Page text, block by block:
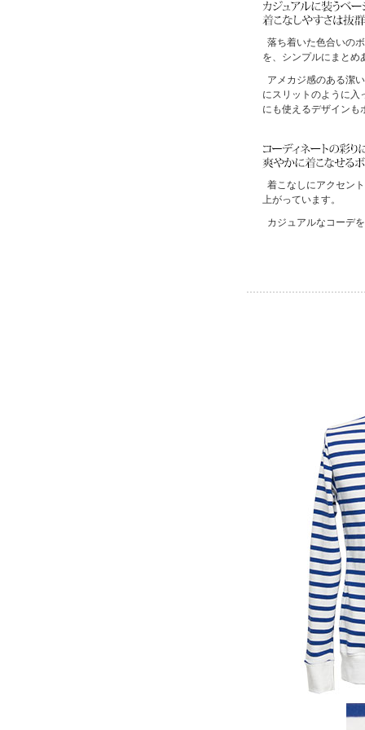
落ち着いた色合いの
を、シンプルにまとめ
アメカジ感のある潔
にスリットのように入
にも使えるデザインも
着こなしにアクセン
上がっています。
カジュアルなコーデ